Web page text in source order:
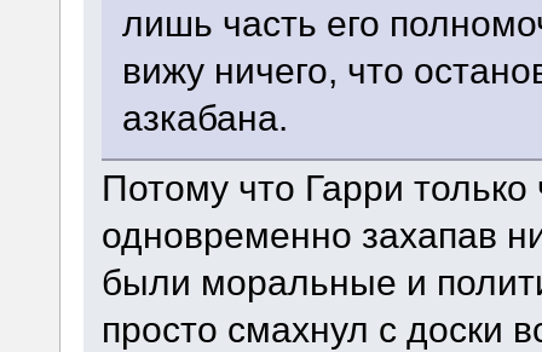
лишь часть его
вижу ничего, что
азкабана.
Потому что Гарри
одновременно захапав
были моральные и
просто смахнул с доски